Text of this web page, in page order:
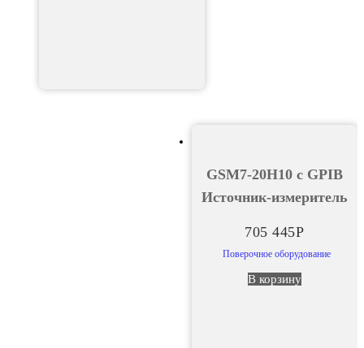
GSM7-20H10 с GPIB
Источник-измеритель
705 445Р
Поверочное оборудование
В корзину